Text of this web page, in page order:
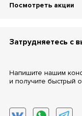
Посмотреть акции
Затрудняетесь с
Напишите нашим
и получите быстрый